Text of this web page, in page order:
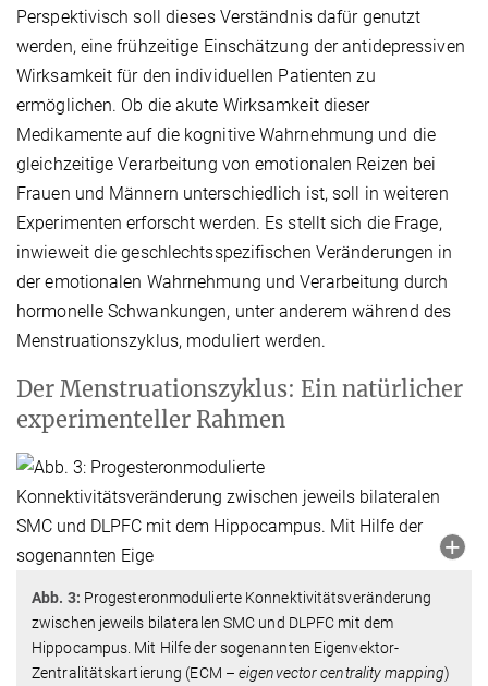
Perspektivisch soll dieses Verständnis dafür genutzt
werden, eine frühzeitige Einschätzung der antidepressiven
Wirksamkeit für den individuellen Patienten zu
ermöglichen. Ob die akute Wirksamkeit dieser
Medikamente auf die kognitive Wahrnehmung und die
gleichzeitige Verarbeitung von emotionalen Reizen bei
Frauen und Männern unterschiedlich ist, soll in weiteren
Experimenten erforscht werden. Es stellt sich die Frage,
inwieweit die geschlechtsspezifischen Veränderungen in
der emotionalen Wahrnehmung und Verarbeitung durch
hormonelle Schwankungen, unter anderem während des
Menstruationszyklus, moduliert werden.
Der Menstruationszyklus: Ein natürlicher
experimenteller Rahmen
Abb. 3: Progesteronmodulierte Konnektivitätsveränderung
zwischen jeweils bilateralen SMC und DLPFC mit dem
Hippocampus. Mit Hilfe der sogenannten Eigenvektor-
Zentralitätskartierung (ECM –eigenvector centrality mapping)